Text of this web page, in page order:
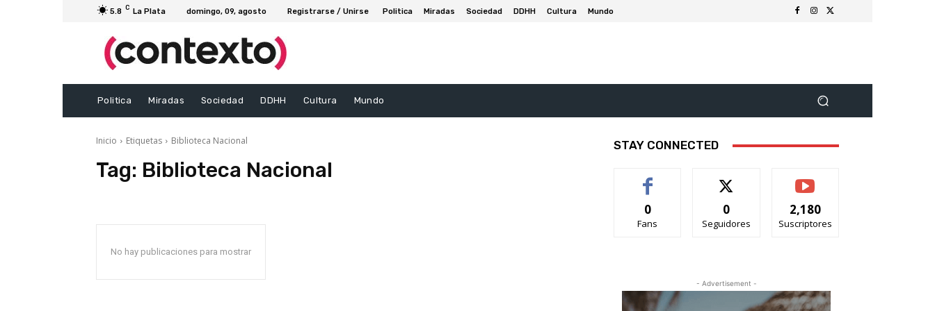
5.8 C La Plata domingo, 09, agosto Registrarse / Unirse Politica Miradas Sociedad DDHH Cultura Mundo
Politica Miradas Sociedad DDHH Cultura Mundo
Inicio Etiquetas Biblioteca Nacional
Tag: Biblioteca Nacional
No hay publicaciones para mostrar
STAY CONNECTED
0
Fans
0
Seguidores
2,180
Suscriptores
- Advertisement -